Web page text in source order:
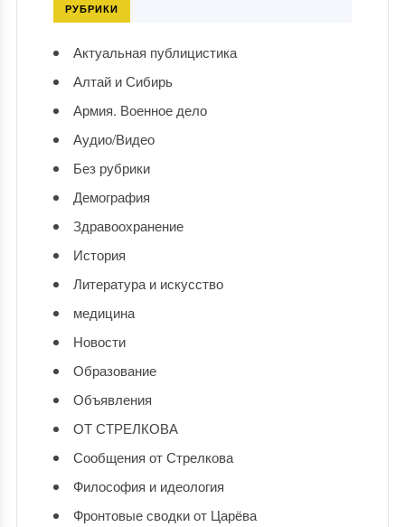
РУБРИКИ
Актуальная публицистика
Алтай и Сибирь
Армия. Военное дело
Аудио/Видео
Без рубрики
Демография
Здравоохранение
История
Литература и искусство
медицина
Новости
Образование
Объявления
ОТ СТРЕЛКОВА
Сообщения от Стрелкова
Философия и идеология
Фронтовые сводки от Царёва